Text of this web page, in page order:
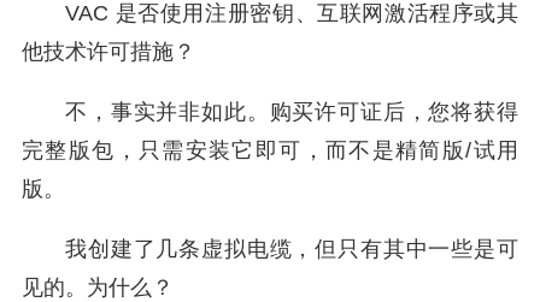
VAC 是否使用注册密钥、互联网激活程序或其
他技术许可措施？
不，事实并非如此。购买许可证后，您将获得
完整版包，只需安装它即可，而不是精简版/试用
版。
我创建了几条虚拟电缆，但只有其中一些是可
见的。为什么？